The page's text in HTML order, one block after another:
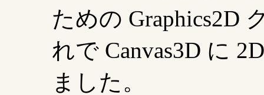
ための Graphics2D
れで Canvas3D に
ました。